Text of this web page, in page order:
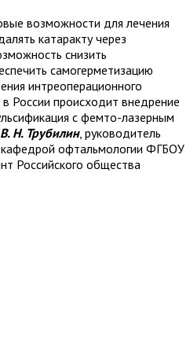
возможности для лечения
катаракту через
снизить
самогерметизацию
интреоперационного
России происходит внедрение
с фемто-лазерным
Н. Трубилин, руководитель
офтальмологии ФГБОУ
Российского общества